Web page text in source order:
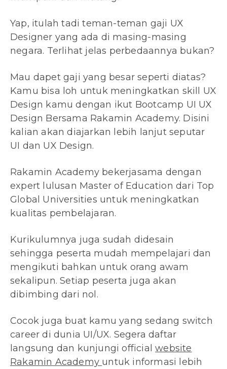
Yap, itulah tadi teman-teman gaji UX
Designer yang ada di masing-masing
negara. Terlihat jelas perbedaannya bukan?
Mau dapet gaji yang besar seperti diatas?
Kamu bisa loh untuk meningkatkan skill UX
Design kamu dengan ikut Bootcamp UI UX
Design Bersama Rakamin Academy. Disini
kalian akan diajarkan lebih lanjut seputar
UI dan UX Design.
Rakamin Academy bekerjasama dengan
expert lulusan Master of Education dari Top
Global Universities untuk meningkatkan
kualitas pembelajaran.
Kurikulumnya juga sudah didesain
sehingga peserta mudah mempelajari dan
mengikuti bahkan untuk orang awam
sekalipun. Setiap peserta juga akan
dibimbing dari nol.
Cocok juga buat kamu yang sedang switch
career di dunia UI/UX. Segera daftar
langsung dan kunjungi officialwebsite
Rakamin Academy untuk informasi lebih